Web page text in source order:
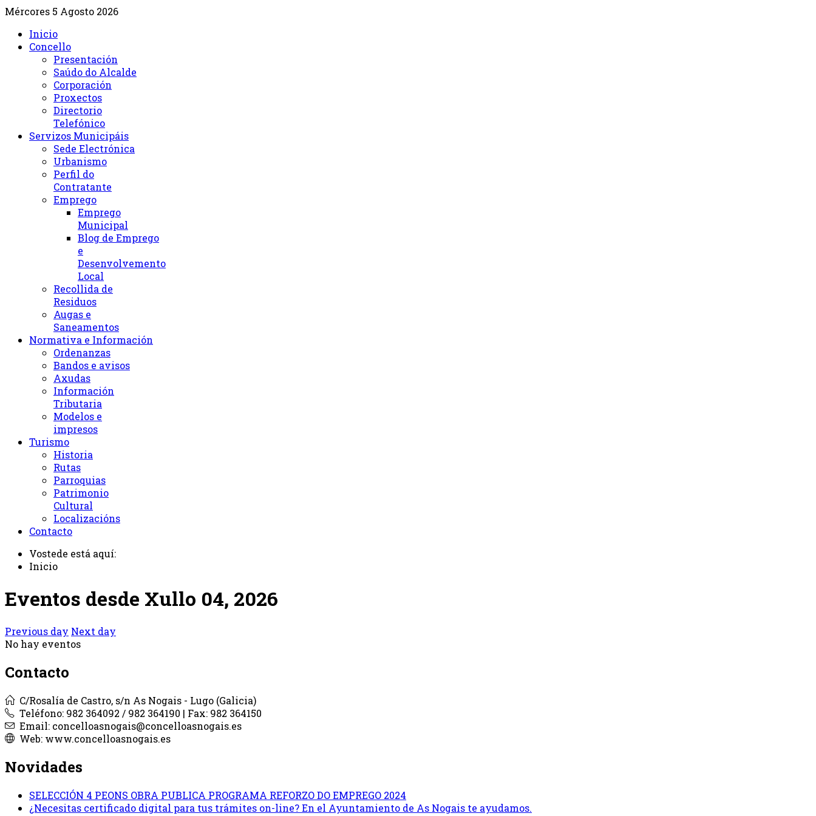
Mércores 5 Agosto 2026
Inicio
Concello
Presentación
Saúdo do Alcalde
Corporación
Proxectos
Directorio
Telefónico
Servizos Municipáis
Sede Electrónica
Urbanismo
Perfil do
Contratante
Emprego
Emprego
Municipal
Blog de Emprego
e
Desenvolvemento
Local
Recollida de
Residuos
Augas e
Saneamentos
Normativa e Información
Ordenanzas
Bandos e avisos
Axudas
Información
Tributaria
Modelos e
impresos
Turismo
Historia
Rutas
Parroquias
Patrimonio
Cultural
Localizacións
Contacto
Vostede está aquí:
Inicio
Eventos desde Xullo 04, 2026
Previous day Next day
No hay eventos
Contacto
C/Rosalía de Castro, s/n As Nogais - Lugo (Galicia)
Teléfono: 982 364092 / 982 364190 | Fax: 982 364150
Email: concelloasnogais@concelloasnogais.es
Web: www.concelloasnogais.es
Novidades
SELECCIÓN 4 PEONS OBRA PUBLICA PROGRAMA REFORZO DO EMPREGO 2024
¿Necesitas certificado digital para tus trámites on-line? En el Ayuntamiento de As Nogais te ayudamos.